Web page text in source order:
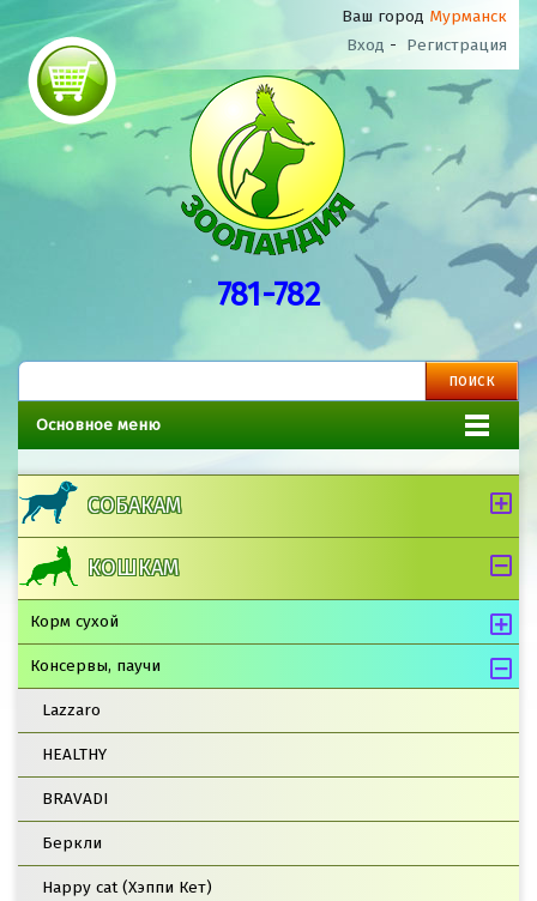
Ваш город Мурманск
Вход - Регистрация
781-782
Основное меню
СОБАКАМ
КОШКАМ
Корм сухой
Консервы, паучи
Lazzaro
HEALTHY
BRAVADI
Беркли
Happy cat (Хэппи Кет)